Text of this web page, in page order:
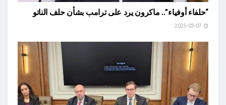
“حلفاء أوفياء”.. ماكرون يرد على ترامب بشأن حلف الناتو